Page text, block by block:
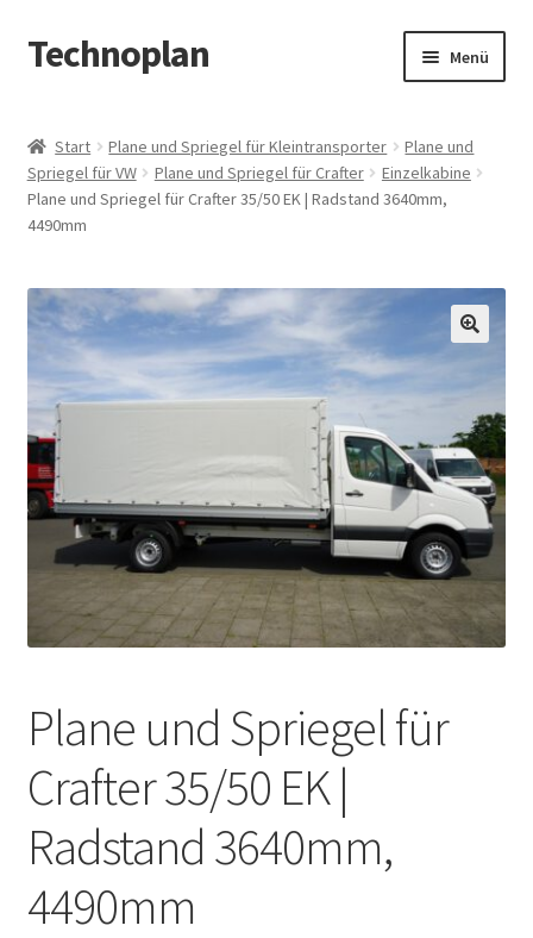
Zur
Navigation
Zum
Inhalt
Technoplan Menü
AGB
Impressum
Warenkorb
Start Plane und Spriegel für Kleintransporter
Plane und
Spriegel für VW
Plane und Spriegel für Crafter
Einzelkabine
Plane und Spriegel für Crafter 35/50 EK | Radstand 3640mm,
4490mm
Plane und Spriegel für
Crafter 35/50 EK |
Radstand 3640mm,
4490mm